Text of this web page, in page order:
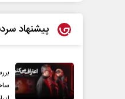
پیشنهاد